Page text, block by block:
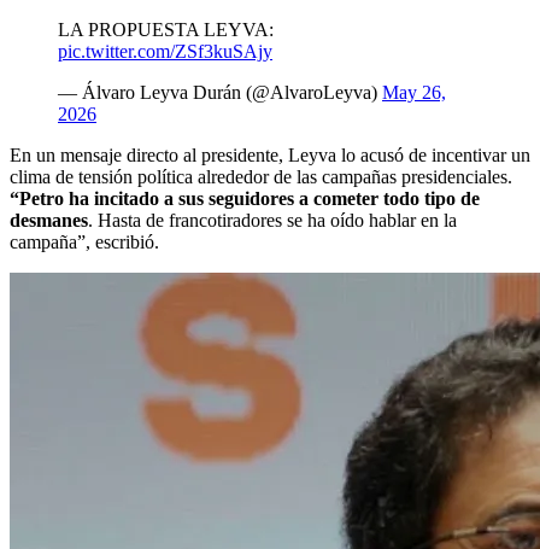
LA PROPUESTA LEYVA:
pic.twitter.com/ZSf3kuSAjy
— Álvaro Leyva Durán (@AlvaroLeyva) May 26,
2026
En un mensaje directo al presidente, Leyva lo acusó de incentivar un
clima de tensión política alrededor de las campañas presidenciales.
“Petro ha incitado a sus seguidores a cometer todo tipo de
desmanes. Hasta de francotiradores se ha oído hablar en la
campaña”, escribió.